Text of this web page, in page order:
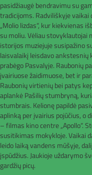
pasidžiaugė bendravimu su
tradicijoms. Radviliškyje
„Molio lizdas“, kur kiekvienas
su moliu. Vėliau stovyklautojai
istorijos muziejuje susipažino
laisvalaikį leisdavo ankstesnių
prabėgo Pasvalyje. Raubonių
įvairiuose žaidimuose, bet ir
Raubonių virtienių bei patys
aplankė Pašilių stumbryną,
stumbrais. Kelionę papildė
aplinką per įvairius pojūčius, o
– filmas kino centre „Apollo“.
susitikimas mokykloje. Vaikai
leido laiką vandens mūšyje,
įspūdžius. Jaukioje uždarymo
gardžių picų.